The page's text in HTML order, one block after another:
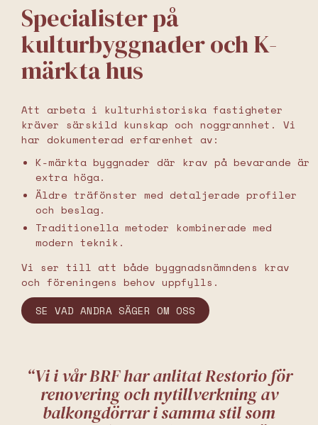
Specialister på
kulturbyggnader och K-
märkta hus
Att arbeta i kulturhistoriska fastigheter
kräver särskild kunskap och noggrannhet. Vi
har dokumenterad erfarenhet av:
K-märkta byggnader där krav på bevarande är
extra höga.
Äldre träfönster med detaljerade profiler
och beslag.
Traditionella metoder kombinerade med
modern teknik.
Vi ser till att både byggnadsnämndens krav
och föreningens behov uppfylls.
SE VAD ANDRA SÄGER OM OSS
“Vi i vår BRF har anlitat Restorio för
renovering och nytillverkning av
balkongdörrar i samma stil som